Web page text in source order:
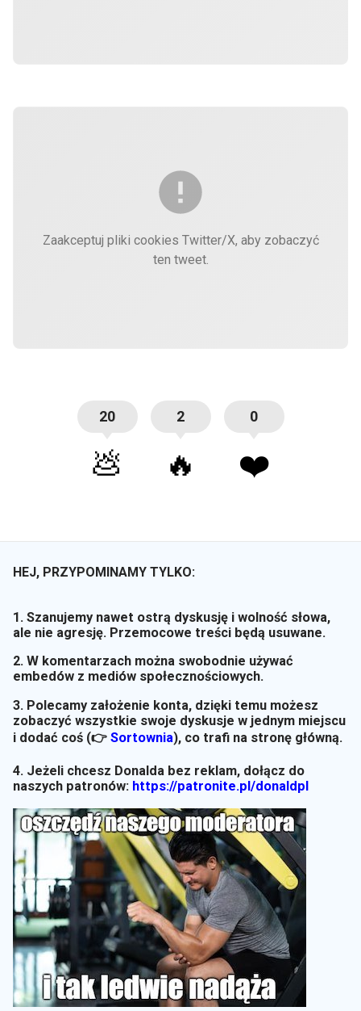
Zaakceptuj pliki cookies Twitter/X, aby zobaczyć
ten tweet.
20
💩
2
🔥
0
❤️
HEJ, PRZYPOMINAMY TYLKO:
1. Szanujemy nawet ostrą dyskusję i wolność słowa,
ale nie agresję. Przemocowe treści będą usuwane.
2. W komentarzach można swobodnie używać
embedów z mediów społecznościowych.
3. Polecamy założenie konta, dzięki temu możesz
zobaczyć wszystkie swoje dyskusje w jednym miejscu
i dodać coś (👉 Sortownia), co trafi na stronę główną.
4. Jeżeli chcesz Donalda bez reklam, dołącz do
naszych patronów: https://patronite.pl/donaldpl